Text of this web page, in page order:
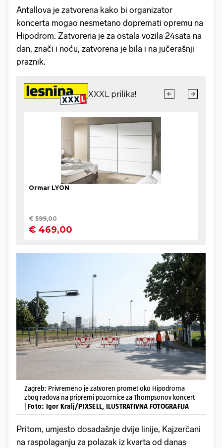
Antallova je zatvorena kako bi organizator
koncerta mogao nesmetano dopremati opremu na
Hipodrom. Zatvorena je za ostala vozila 24sata na
dan, znači i noću, zatvorena je bila i na jučerašnji
praznik.
Zagreb: Privremeno je zatvoren promet oko Hipodroma
zbog radova na pripremi pozornice za Thompsonov koncert
Foto: Igor Kralj/PIXSELL, ILUSTRATIVNA FOTOGRAFIJA
Pritom, umjesto dosadašnje dvije linije, Kajzerčani
na raspolaganju za polazak iz kvarta od danas